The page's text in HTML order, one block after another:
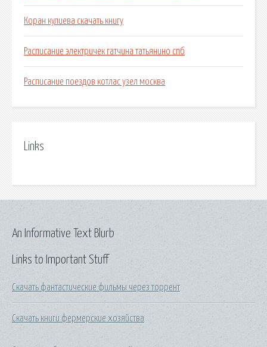
Коран кулиева скачать книгу
Расписание электричек гатчина татьянино спб
Расписание поездов котлас узел москва
Links
Links to Important Stuff
Скачать фантастические фильмы через торрент
Скачать книги фермерские хозяйства
An Informative Text Blurb